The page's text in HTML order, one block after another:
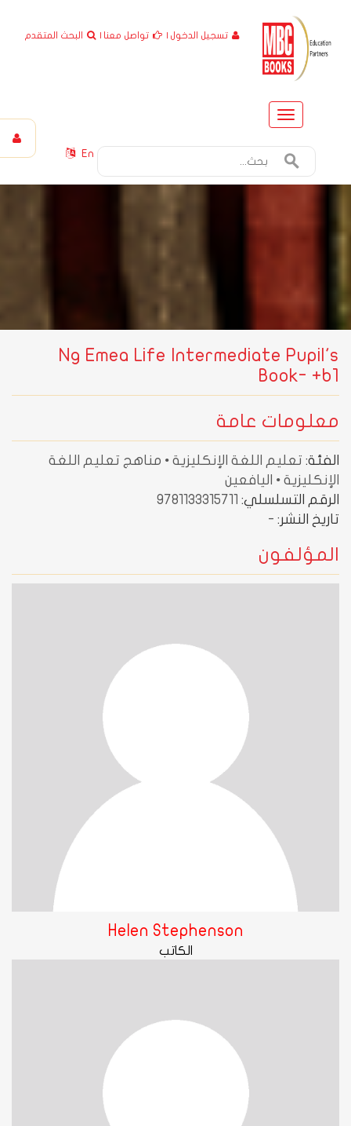
| البحث المتقدم | تواصل معنا تسجيل الدخول
Toggle
navigation
En
Ng Emea Life Intermediate Pupil's
Book- +b1
معلومات عامة
الفئة: تعليم اللغة الإنكليزية • مناهج تعليم اللغة
الإنكليزية • اليافعين
الرقم التسلسلي: 9781133315711
تاريخ النشر: -
المؤلفون
Helen Stephenson
الكاتب